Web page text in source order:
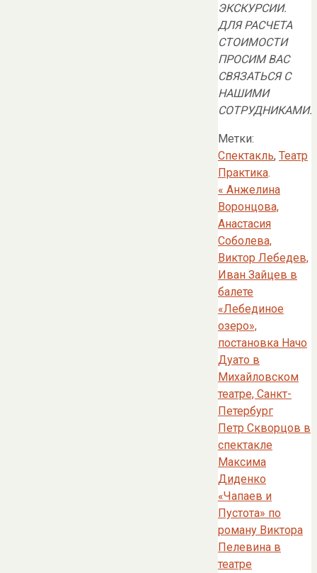
ЭКСКУРСИИ.
ДЛЯ РАСЧЕТА
СТОИМОСТИ
ПРОСИМ ВАС
СВЯЗАТЬСЯ С
НАШИМИ
СОТРУДНИКАМИ.
Метки:
Спектакль, Театр
Практика.
« Анжелина
Воронцова,
Анастасия
Соболева,
Виктор Лебедев,
Иван Зайцев в
балете
«Лебединое
озеро»,
постановка Начо
Дуато в
Михайловском
театре, Санкт-
Петербург
Петр Скворцов в
спектакле
Максима
Диденко
«Чапаев и
Пустота» по
роману Виктора
Пелевина в
театре